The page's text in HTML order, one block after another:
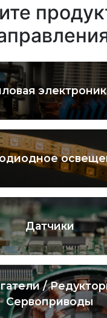
Датчики
/
Сервоприводы